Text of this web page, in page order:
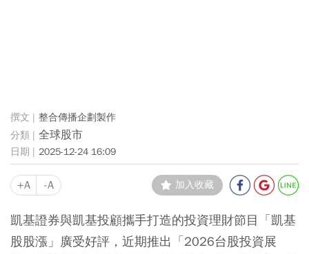
整合傳播企劃製作
全球股市
2025-12-24 16:09
+A -A 加入收藏
凱基證券與凱基投顧攜手打造的投資理財節目「凱基
股股漲」廣受好評，近期推出「2026台股投資展